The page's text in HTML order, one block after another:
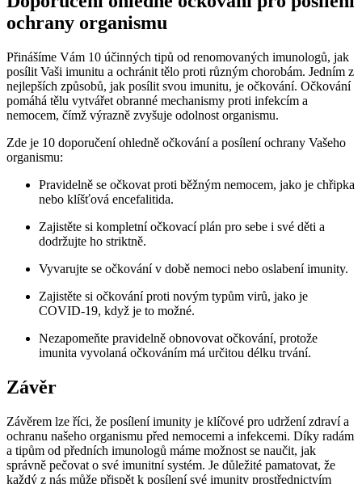
ochrany organismu
Přinášíme Vám 10 účinných tipů od renomovaných imunologů, jak
posílit Vaši imunitu a ochránit tělo proti různým chorobám. Jedním z
nejlepších způsobů, jak posílit svou imunitu, je očkování. Očkování
pomáhá tělu vytvářet obranné mechanismy proti infekcím a
nemocem, čímž výrazně zvyšuje odolnost organismu.
Zde je 10 doporučení ohledně očkování a posílení ochrany Vašeho
organismu:
Pravidelně se očkovat proti běžným nemocem, jako je chřipka
nebo klíšťová encefalitida.
Zajistěte si kompletní očkovací plán pro sebe i své děti a
dodržujte ho striktně.
Vyvarujte se očkování v době nemoci nebo oslabení imunity.
Zajistěte si očkování proti novým typům virů, jako je
COVID-19, když je to možné.
Nezapomeňte pravidelně obnovovat očkování, protože
imunita vyvolaná očkováním má určitou délku trvání.
Závěr
Závěrem lze říci, že posílení imunity je klíčové pro udržení zdraví a
ochranu našeho organismu před nemocemi a infekcemi. Díky radám
a tipům od předních imunologů máme možnost se naučit, jak
správně pečovat o své imunitní systém. Je důležité pamatovat, že
každý z nás může přispět k posílení své imunity prostřednictvím